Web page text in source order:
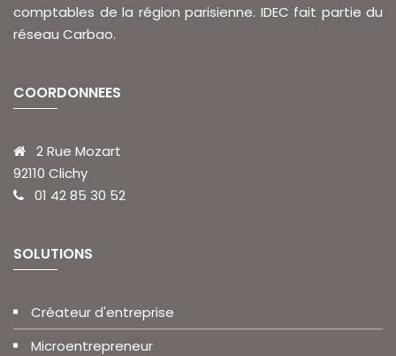
comptables de la région parisienne. IDEC fait partie du
réseau Carbao.
COORDONNEES
2 Rue Mozart
92110 Clichy
01 42 85 30 52
SOLUTIONS
Créateur d'entreprise
Microentrepreneur